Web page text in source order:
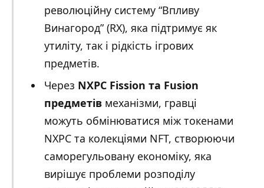
революційну систему “Впливу
Винагород” (RX), яка підтримує як
утиліту, так і рідкість ігрових
предметів.
Через NXPC Fission та Fusion
предметівмеханізми, гравці
можуть обмінюватися між токенами
NXPC та колекціями NFT, створюючи
саморегульовану економіку, яка
вирішує проблеми розподілу